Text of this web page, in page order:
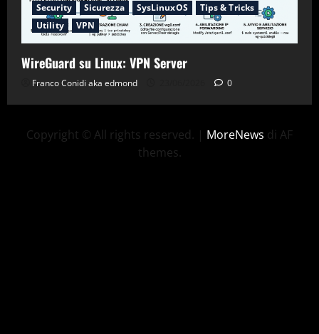
Security
Sicurezza SysLinuxOS
Tips & Tricks
Utility
VPN
WireGuard su Linux: VPN Server
Franco Conidi aka edmond 0
Copyright © All rights reserved. | MoreNews di AF
themes.